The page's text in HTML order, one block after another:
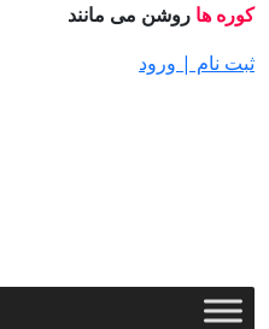
روشن می مانند
| ورود